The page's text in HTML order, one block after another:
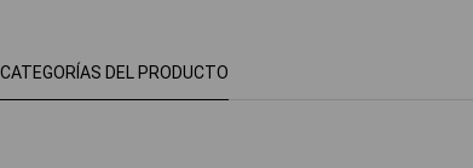
CATEGORÍAS DEL PRODUCTO